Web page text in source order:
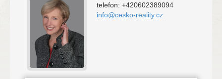
telefon: +420602389094
info@cesko-reality.cz